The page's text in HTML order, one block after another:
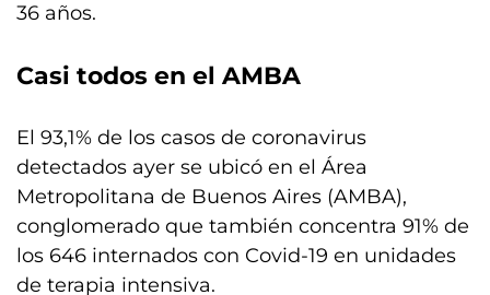
36 años.
Casi todos en el AMBA
El 93,1% de los casos de coronavirus
detectados ayer se ubicó en el Área
Metropolitana de Buenos Aires (AMBA),
conglomerado que también concentra 91% de
los 646 internados con Covid-19 en unidades
de terapia intensiva.